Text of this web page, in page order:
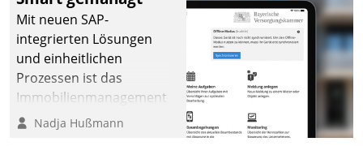
Mit neuen SAP-
integrierten Lösungen
und einheitlichen
Prozessen ist das
Immobilienmanagement
der Bayerischen
Nadja Hußmann